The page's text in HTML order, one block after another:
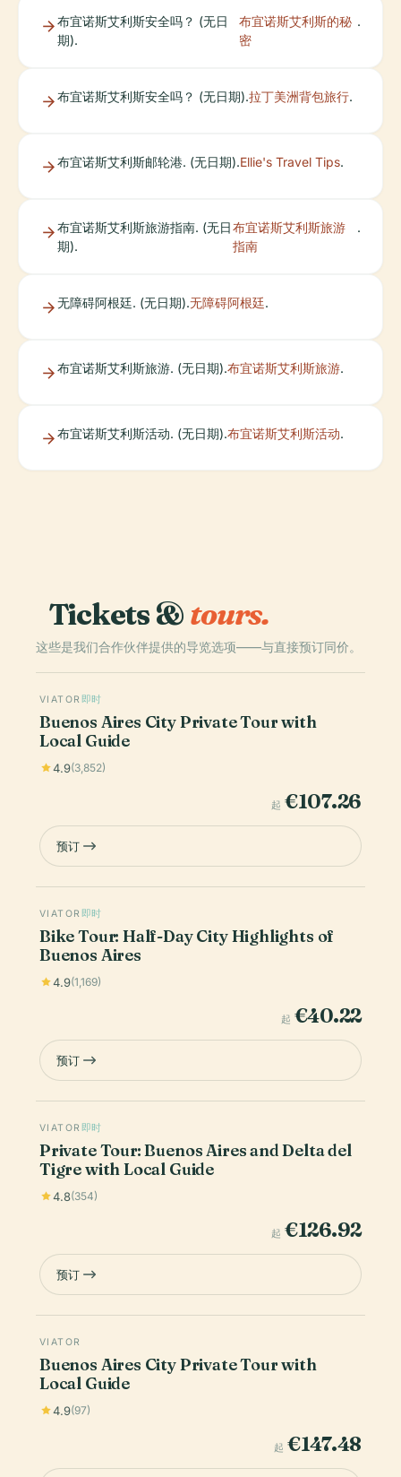
布宜诺斯艾利斯安全吗？ (无日
期).
布宜诺斯艾利斯的秘
密
.
布宜诺斯艾利斯安全吗？ (无日期).拉丁美洲背包旅行.
布宜诺斯艾利斯邮轮港. (无日期).Ellie's Travel Tips.
布宜诺斯艾利斯旅游指南. (无日
期).
布宜诺斯艾利斯旅游
指南
.
无障碍阿根廷. (无日期).无障碍阿根廷.
布宜诺斯艾利斯旅游. (无日期).布宜诺斯艾利斯旅游.
布宜诺斯艾利斯活动. (无日期).布宜诺斯艾利斯活动.
Tickets &tours.
这些是我们合作伙伴提供的导览选项——与直接预订同价。
VIATOR 即时
Buenos Aires City Private Tour with
Local Guide
4.9(3,852)
起 €107.26
预订
VIATOR 即时
Bike Tour: Half-Day City Highlights of
Buenos Aires
4.9(1,169)
起 €40.22
预订
VIATOR 即时
Private Tour: Buenos Aires and Delta del
Tigre with Local Guide
4.8(354)
起 €126.92
预订
VIATOR
Buenos Aires City Private Tour with
Local Guide
4.9(97)
起 €147.48